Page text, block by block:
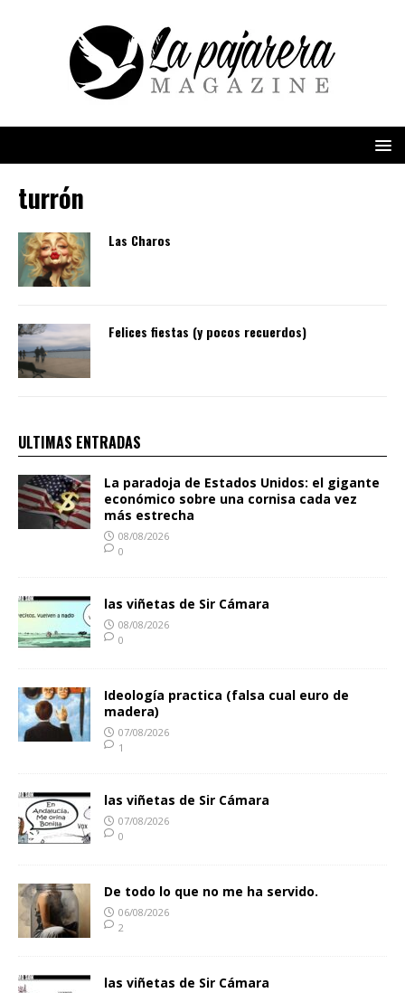
turrón
Las Charos
Felices fiestas (y pocos recuerdos)
ULTIMAS ENTRADAS
La paradoja de Estados Unidos: el gigante
económico sobre una cornisa cada vez
más estrecha
08/08/2026
0
las viñetas de Sir Cámara
08/08/2026
0
Ideología practica (falsa cual euro de
madera)
07/08/2026
1
las viñetas de Sir Cámara
07/08/2026
0
De todo lo que no me ha servido.
06/08/2026
2
las viñetas de Sir Cámara